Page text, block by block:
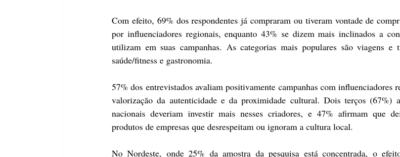
Com efeito, 69% dos respondentes já compraram ou tiveram vontade de
por influenciadores regionais, enquanto 43% se dizem mais inclinados a
utilizam em suas campanhas. As categorias mais populares são viagens e
saúde/fitness e gastronomia.
57% dos entrevistados avaliam positivamente campanhas com influenciadores
valorização da autenticidade e da proximidade cultural. Dois terços (67%)
nacionais deveriam investir mais nesses criadores, e 47% afirmam que
produtos de empresas que desrespeitam ou ignoram a cultura local.
No Nordeste, onde 25% da amostra da pesquisa está concentrada, o